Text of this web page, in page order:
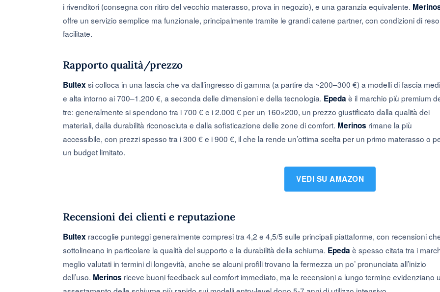
i rivenditori (consegna con ritiro del vecchio materasso, prova in negozio), e una garanzia equivalente.
offre un servizio semplice ma funzionale, principalmente tramite le grandi catene partner, con condizioni di reso
facilitate.
Rapporto qualità/prezzo
Bultex si colloca in una fascia che va dall’ingresso di gamma (a partire da ~200–300 €) a modelli di fascia
e alta intorno ai 700–1.200 €, a seconda delle dimensioni e della tecnologia. Epeda è il marchio più premium
tre: generalmente si spendono tra i 700 € e i 2.000 € per un 160×200, un prezzo giustificato dalla qualità dei
materiali, dalla durabilità riconosciuta e dalla sofisticazione delle zone di comfort. Merinos rimane la più
accessibile, con prezzi spesso tra i 300 € e i 900 €, il che la rende un’ottima scelta per un primo materasso o
un budget limitato.
VEDI SU AMAZON
Recensioni dei clienti e reputazione
Bultex raccoglie punteggi generalmente compresi tra 4,2 e 4,5/5 sulle principali piattaforme, con recensioni
sottolineano in particolare la qualità del supporto e la durabilità della schiuma. Epeda è spesso citata tra i
meglio valutati in termini di longevità, anche se alcuni profili trovano la fermezza un po’ pronunciata all’inizio
dell’uso. Merinos riceve buoni feedback sul comfort immediato, ma le recensioni a lungo termine evidenziano